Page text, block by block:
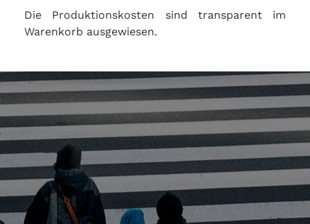
Die Produktionskosten sind transparent im
Warenkorb ausgewiesen.